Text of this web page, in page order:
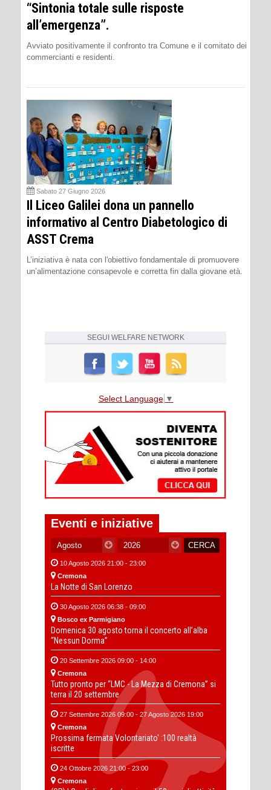
“Sintonia totale sulle risposte
all’emergenza”.
Avviato positivamente il confronto tra Comune e il comitato dei
commercianti e residenti.
Sabato 27 Giugno 2026
Il Liceo Galilei dona un pannello
informativo al Centro Diabetologico di
ASST Crema
L’iniziativa è nata con l'obiettivo fondamentale di promuovere
un’alimentazione consapevole e corretta fin dalla giovane età.
SEGUI WELFARE NETWORK
Select Language ▼
Eventi e iniziative
10 Agosto 2026 21:00 - 23:00
Cremona
La Notte di San Lorenzo
30 Agosto 2026 06:38 - 09:00
Bosco ex Parmigiano
Domenica 30 agosto torna il concerto all’alba
“Nessun Dorma”
20 Settembre 2026 09:00 - 14:00
Cremona
Tutto pronto per “LMC - La Mezza di Cremona” si
terra il 20 settembre
27 Settembre 2026 09:00 - 27 Agosto 2026 19:00
Cremona
Prossima fermata Volontariato' :100 realtà
iscritte
24 Ottobre 2026 21:00 - 23:00
Cremona